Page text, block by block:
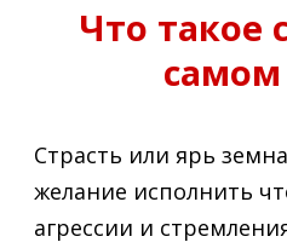
Что такое
Страсть или ярь
желание исполнить
агрессии и